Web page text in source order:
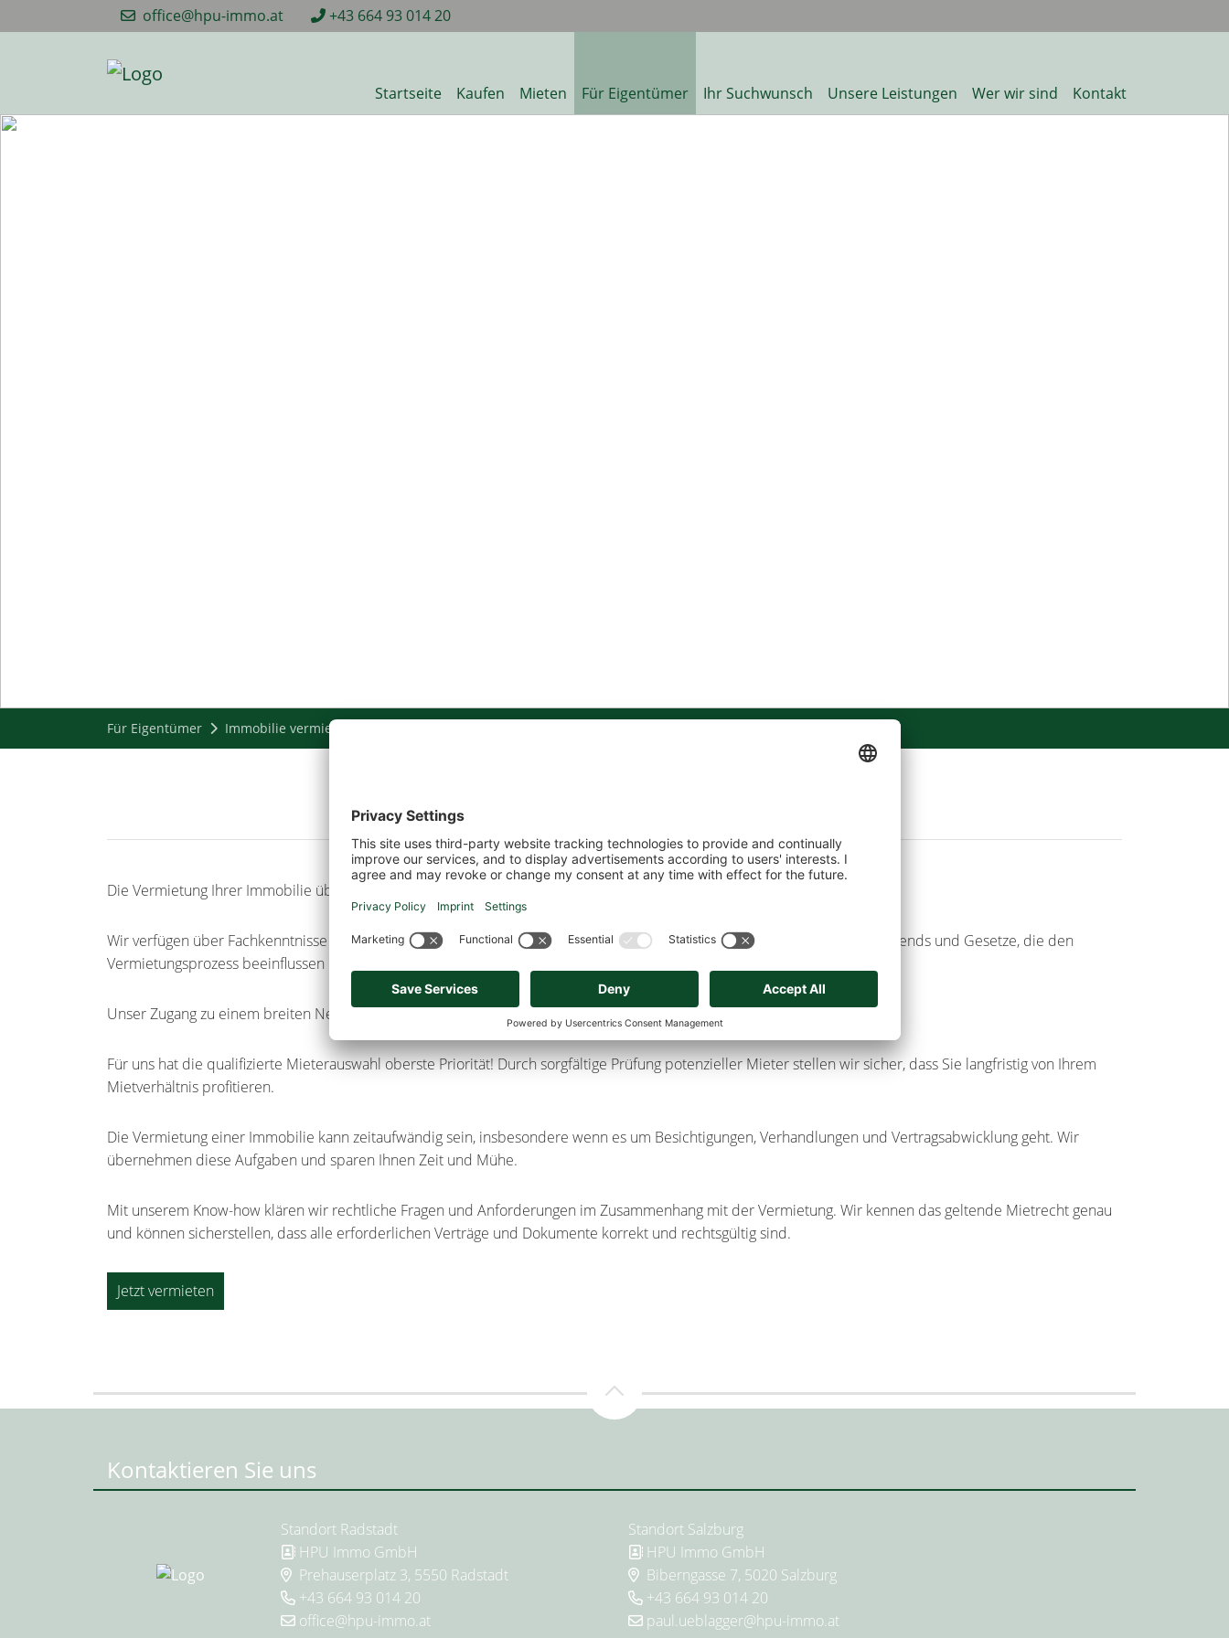
office@hpu-immo.at +43 664 93 014 20
Startseite Kaufen Mieten Für Eigentümer Ihr Suchwunsch Unsere Leistungen Wer wir sind Kontakt
Für Eigentümer Immobilie vermieten
IMMOBILIE VERMIETEN
Die Vermietung Ihrer Immobilie über uns bietet Ihnen viele Vorteile!
Wir verfügen über Fachkenntnisse und Erfahrung auf dem Mietmarkt. Außerdem haben wir stets die lokalen Mietpreise, Trends und Gesetze, die den
Vermietungsprozess beeinflussen können, im Blick.
Unser Zugang zu einem breiten Netzwerk von Mietinteressenten hilft uns Ihre Immobilie effektiv zu vermarkten.
Für uns hat die qualifizierte Mieterauswahl oberste Priorität! Durch sorgfältige Prüfung potenzieller Mieter stellen wir sicher, dass Sie langfristig von Ihrem
Mietverhältnis profitieren.
Die Vermietung einer Immobilie kann zeitaufwändig sein, insbesondere wenn es um Besichtigungen, Verhandlungen und Vertragsabwicklung geht. Wir
übernehmen diese Aufgaben und sparen Ihnen Zeit und Mühe.
Mit unserem Know-how klären wir rechtliche Fragen und Anforderungen im Zusammenhang mit der Vermietung. Wir kennen das geltende Mietrecht genau
und können sicherstellen, dass alle erforderlichen Verträge und Dokumente korrekt und rechtsgültig sind.
Jetzt vermieten
Kontaktieren Sie uns
Standort Radstadt
HPU Immo GmbH
Prehauserplatz 3, 5550 Radstadt
+43 664 93 014 20
office@hpu-immo.at
Standort Salzburg
HPU Immo GmbH
Biberngasse 7, 5020 Salzburg
+43 664 93 014 20
paul.ueblagger@hpu-immo.at